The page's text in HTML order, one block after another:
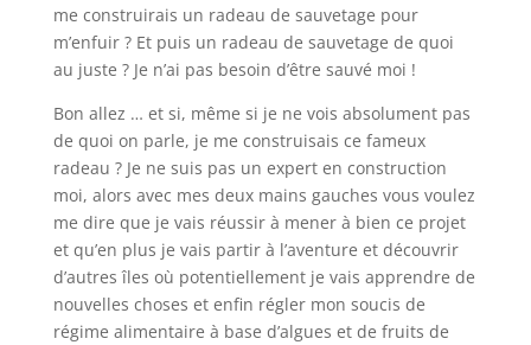
me construirais un radeau de sauvetage pour
m’enfuir ? Et puis un radeau de sauvetage de quoi
au juste ? Je n’ai pas besoin d’être sauvé moi !
Bon allez … et si, même si je ne vois absolument pas
de quoi on parle, je me construisais ce fameux
radeau ? Je ne suis pas un expert en construction
moi, alors avec mes deux mains gauches vous voulez
me dire que je vais réussir à mener à bien ce projet
et qu’en plus je vais partir à l’aventure et découvrir
d’autres îles où potentiellement je vais apprendre de
nouvelles choses et enfin régler mon soucis de
régime alimentaire à base d’algues et de fruits de